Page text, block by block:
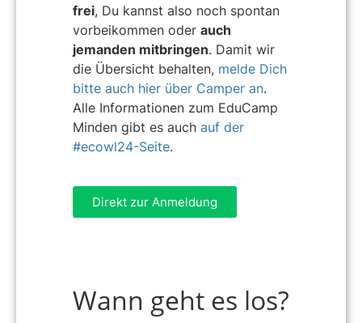
frei, Du kannst also noch spontan
vorbeikommen oder auch
jemanden mitbringen. Damit wir
die Übersicht behalten, melde Dich
bitte auch hier über Camper an.
Alle Informationen zum EduCamp
Minden gibt es auch auf der
#ecowl24-Seite.
Direkt zur Anmeldung
Wann geht es los?